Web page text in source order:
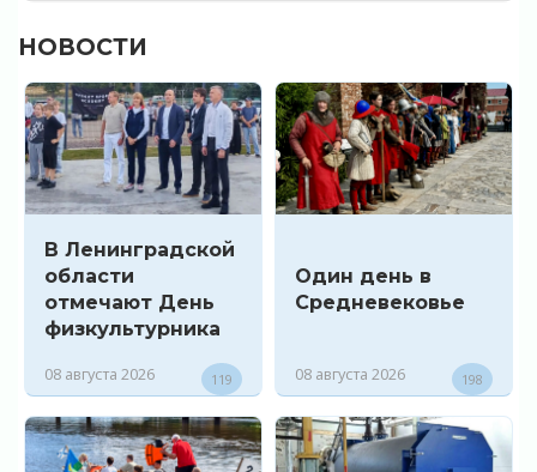
НОВОСТИ
В Ленинградской
области
отмечают День
физкультурника
08 августа 2026 119
Один день в
Средневековье
08 августа 2026 198